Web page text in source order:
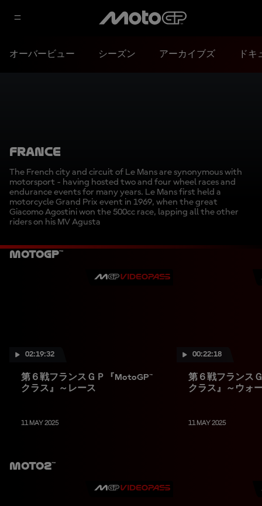
オーバービュー シーズン アーカイブズ ド
FRANCE
The French city and circuit of Le Mans are synonymous with
motorsport - having hosted two and four wheel races and
endurance events for many years. Le Mans first held a
motorcycle Grand Prix event in 1969, when the great
Giacomo Agostini won the 500cc race, lapping all the other
riders on his MV Agusta
MotoGP™
02:19:32
第６戦フランスＧＰ『MotoGP™
クラス』～レース
11 MAY 2025
00:22:18
第６戦フランス
クラス』～ウォ
11 MAY 2025
Moto2™